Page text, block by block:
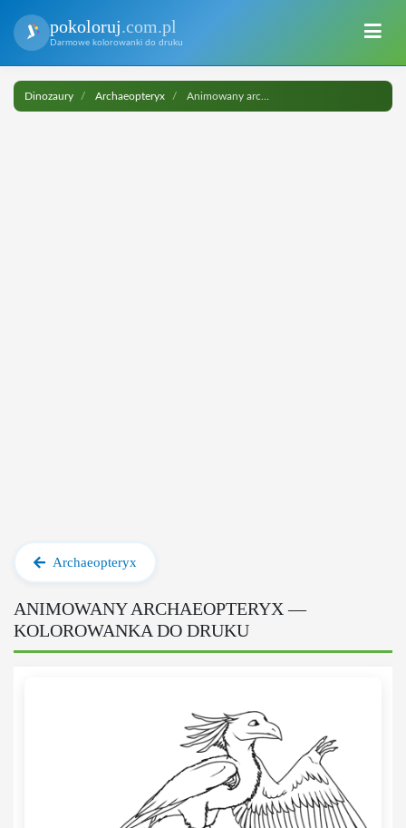
pokoloruj.com.pl
Darmowe kolorowanki do druku
Dinozaury Archaeopteryx Animowany archaeopteryx do druku
Archaeopteryx
ANIMOWANY ARCHAEOPTERYX —
KOLOROWANKA DO DRUKU